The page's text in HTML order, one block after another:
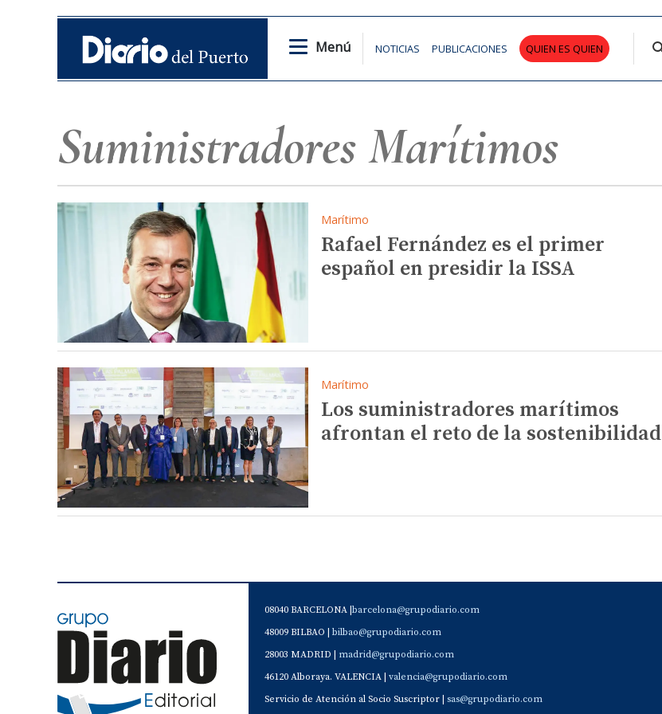
Menú NOTICIAS PUBLICACIONES QUIEN ES QUIEN
Suministradores Marítimos
Marítimo
Rafael Fernández es el primer
español en presidir la ISSA
Marítimo
Los suministradores marítimos
afrontan el reto de la sostenibilidad
08040 BARCELONA |barcelona@grupodiario.com
48009 BILBAO | bilbao@grupodiario.com
28003 MADRID | madrid@grupodiario.com
46120 Alboraya. VALENCIA | valencia@grupodiario.com
Servicio de Atención al Socio Suscriptor | sas@grupodiario.com